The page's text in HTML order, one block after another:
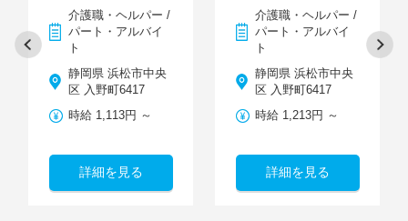
介護職・ヘルパー /
パート・アルバイ
ト
静岡県 浜松市中央
区 入野町6417
時給 1,113円 ～
詳細を見る
介護職・ヘルパー /
パート・アルバイ
ト
静岡県 浜松市中央
区 入野町6417
時給 1,213円 ～
詳細を見る